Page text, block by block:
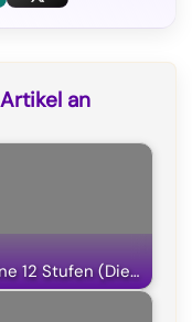
X
T
t
e
an
12 Stufen (Die…